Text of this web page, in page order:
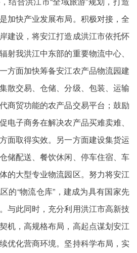
加快产业发展布局。积极对接，全
建设，将安江打造成洪江市依托怀
射我洪江中东部的重要物流中心、
方面加快筹备安江农产品物流园建
散交易、仓储、分级、包装、运输
商贸功能的农产品交易平台；鼓励
电子商务在解决农产品买难卖难、
面取得实效。另一方面建设集货运
储配送、餐饮休闲、停车住宿、车
的大型专业物流园区。努力将安江
的“物流仓库”，建成为具有国家先
与此同时，充分利用洪江市高新技
机，高规格布局，高起点谋划安江
优化营商环境。坚持科学布局，实